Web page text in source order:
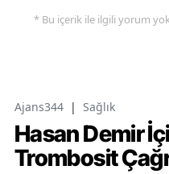
* Bu içerik ile ilgili yorum
Ajans344 | Sağlık
Hasan Demir
Trombosit